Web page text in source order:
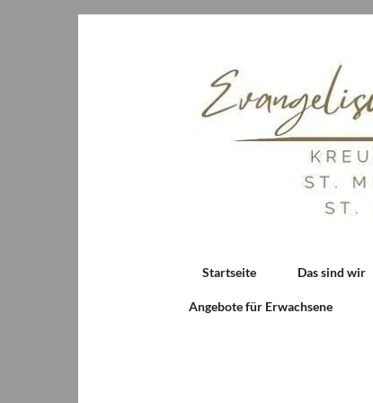
Startseite Das sind wir
Angebote für Erwachsene